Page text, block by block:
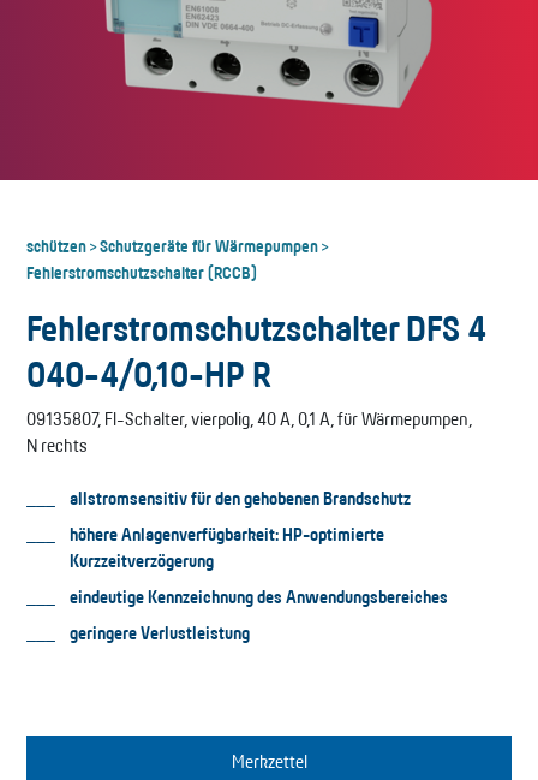
schützen>Schutzgeräte für Wärmepumpen>
Fehlerstromschutzschalter (RCCB)
Fehlerstromschutzschalter DFS 4
040-4/0,10-HP R
09135807, FI-Schalter, vierpolig, 40 A, 0,1 A, für Wärmepumpen,
N rechts
allstromsensitiv für den gehobenen Brandschutz
höhere Anlagenverfügbarkeit: HP-optimierte
Kurzzeitverzögerung
eindeutige Kennzeichnung des Anwendungsbereiches
geringere Verlustleistung
Merkzettel